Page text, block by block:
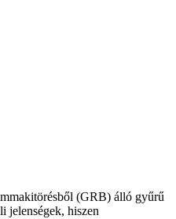
(GRB) álló gyűrű
jelenségek, hiszen